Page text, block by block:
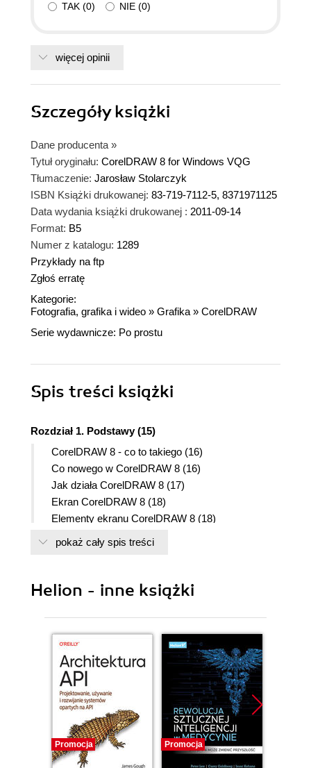
TAK (0) NIE (0)
więcej opinii
Szczegółyksiążki
Dane producenta »
Tytuł oryginału: CorelDRAW 8 for Windows VQG
Tłumaczenie: Jarosław Stolarczyk
ISBN Książki drukowanej: 83-719-7112-5, 8371971125
Data wydania książki drukowanej : 2011-09-14
Format: B5
Numer z katalogu: 1289
Przykłady na ftp
Zgłoś erratę
Kategorie:
Fotografia, grafika i wideo » Grafika » CorelDRAW
Serie wydawnicze: Po prostu
Spis treści książki
Rozdział 1. Podstawy (15)
CorelDRAW 8 - co to takiego (16)
Co nowego w CorelDRAW 8 (16)
Jak działa CorelDRAW 8 (17)
Ekran CorelDRAW 8 (18)
Elementy ekranu CorelDRAW 8 (18)
Menu (21)
Otwieranie menu i wybieranie poleceń (21)
Paski narzędzi (23)
Włączanie poszczególnych pasków narzędzi (23)
Powiększanie za pomocą narzędzia
Powiększenie (26)
Pomniejszanie za pomocą narzędzia
Powiększenie (27)
Powiększanie przy użyciu standardowego paska
narzędzi (27)
Narzędzie Chwyt (28)
Używanie narzędzia Chwyt (28)
Zmiana jakości widoku (29)
pokaż cały spis treści
Helion - inne książki
Promocja Promocja